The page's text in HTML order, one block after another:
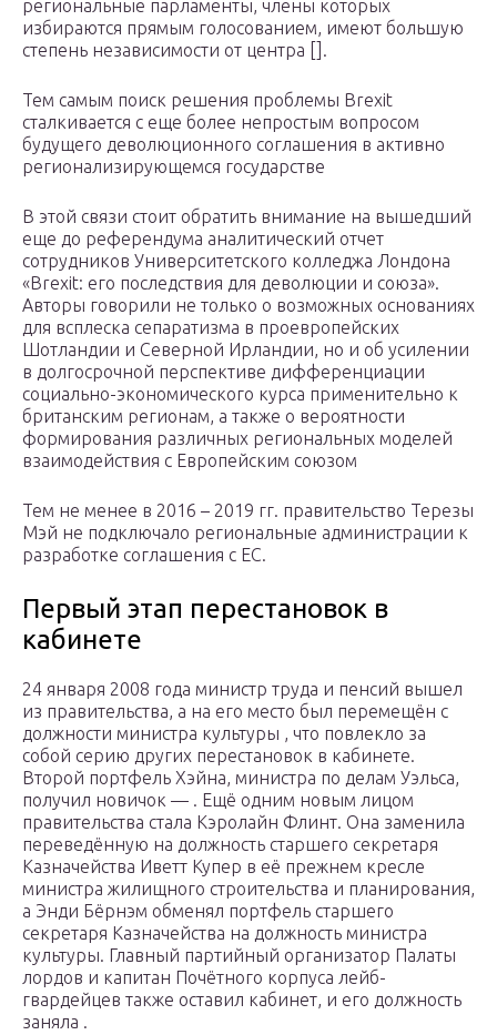
региональные парламенты, члены которых
избираются прямым голосованием, имеют большую
степень независимости от центра [].
Тем самым поиск решения проблемы Brexit
сталкивается с еще более непростым вопросом
будущего деволюционного соглашения в активно
регионализирующемся государстве
В этой связи стоит обратить внимание на вышедший
еще до референдума аналитический отчет
сотрудников Университетского колледжа Лондона
«Brexit: его последствия для деволюции и союза».
Авторы говорили не только о возможных основаниях
для всплеска сепаратизма в проевропейских
Шотландии и Северной Ирландии, но и об усилении
в долгосрочной перспективе дифференциации
социально-экономического курса применительно к
британским регионам, а также о вероятности
формирования различных региональных моделей
взаимодействия с Европейским союзом
Тем не менее в 2016 – 2019 гг. правительство Терезы
Мэй не подключало региональные администрации к
разработке соглашения с ЕС.
Первый этап перестановок в
кабинете
24 января 2008 года министр труда и пенсий вышел
из правительства, а на его место был перемещён с
должности министра культуры , что повлекло за
собой серию других перестановок в кабинете.
Второй портфель Хэйна, министра по делам Уэльса,
получил новичок — . Ещё одним новым лицом
правительства стала Кэролайн Флинт. Она заменила
переведённую на должность старшего секретаря
Казначейства Иветт Купер в её прежнем кресле
министра жилищного строительства и планирования,
а Энди Бёрнэм обменял портфель старшего
секретаря Казначейства на должность министра
культуры. Главный партийный организатор Палаты
лордов и капитан Почётного корпуса лейб-
гвардейцев также оставил кабинет, и его должность
заняла .